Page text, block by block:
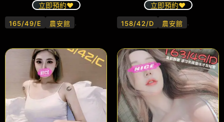
立即預約❤️
165/49/E 農安館 .
立即預約❤️
158/42/D 農安館 .